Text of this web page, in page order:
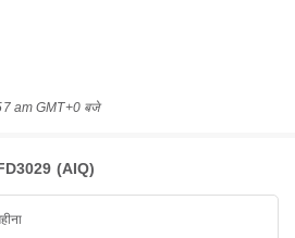
am GMT+0 बजे
FD3029 (AIQ)